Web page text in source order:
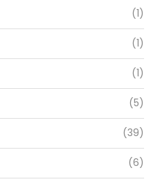
(1)
(1)
(1)
(5)
(39)
(6)